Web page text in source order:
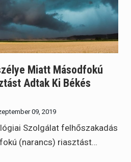
Miatt Másodfokú
Adtak Ki Békés
09, 2019
Szolgálat felhőszakadás
(narancs) riasztást…